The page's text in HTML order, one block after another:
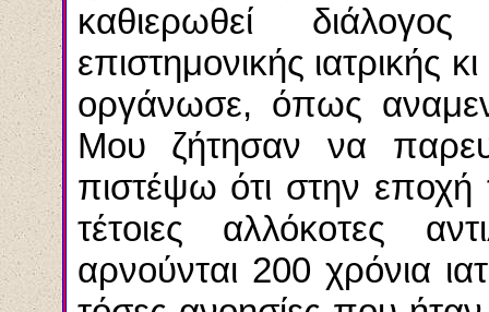
καθιερωθεί
επιστημονικής ιατρικής
οργάνωσε, όπως
Μου ζήτησαν να
πιστέψω ότι στην εποχή
τέτοιες αλλόκοτες
αρνούνται 200 χρόνια